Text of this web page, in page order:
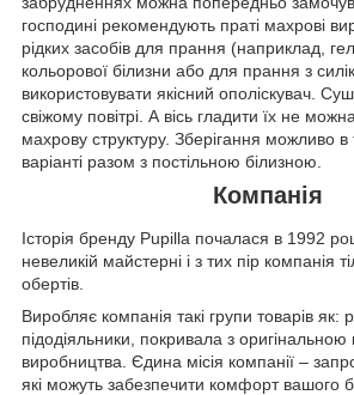
господині рекомендують праті махрові
рідких засобів для прання (наприклад,
кольорової білизни або для прання з
використовувати якісний ополіскувач.
свіжому повітрі. А вісь гладити їх не
махрову структуру. Зберігання можливо
варіанті разом з постільною білизною.
Компанія
Історія бренду Pupilla почалася в 1992
невеликій майстерні і з тих пір компанія
обертів.
Виробляє компанія такі групи товарів як:
підодіяльники, покривала з оригінальною
виробництва. Єдина місія компанії –
які можуть забезпечити комфорт вашого